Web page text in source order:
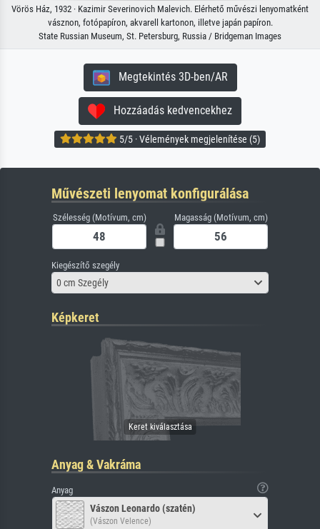
Vörös Ház, 1932 · Kazimir Severinovich Malevich. Elérhető művészi lenyomatként
vásznon, fotópapíron, akvarell kartonon, illetve japán papíron.
State Russian Museum, St. Petersburg, Russia / Bridgeman Images
Megtekintés 3D-ben/AR
Hozzáadás kedvencekhez
5/5 · Vélemények megjelenítése (5)
Művészeti lenyomat konfigurálása
Szélesség (Motívum, cm) Magasság (Motívum, cm)
Kiegészítő szegély
0 cm Szegély
Képkeret
Anyag & Vakráma
Anyag
Vászon Leonardo (szatén)
(Vászon Velence)